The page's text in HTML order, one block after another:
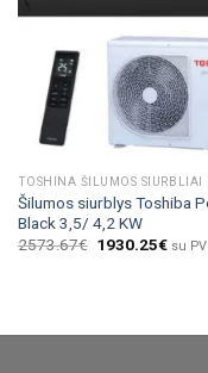
Šilumos siurblys Toshiba
Black 3,5/ 4,2 KW
2573.67€ 1930.25€ su